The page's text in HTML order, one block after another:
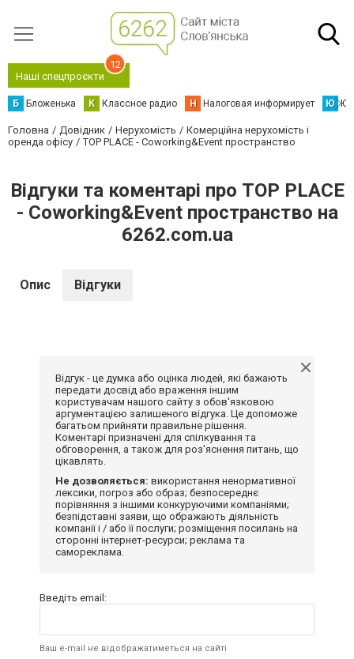
Наші спецпроєкти
12
Б Бложенька К Классное радио Н Налоговая информирует Ю
Головна Довідник Нерухомість
Комерційна нерухомість і
оренда офісу
TOP PLACE - Coworking&Event пространство
Відгуки та коментарі про TOP PLACE
- Coworking&Event пространство на
6262.com.ua
Опис Відгуки
Відгук - це думка або оцінка людей, які бажають
передати досвід або враження іншим
користувачам нашого сайту з обов'язковою
аргументацією залишеного відгука. Це допоможе
багатьом прийняти правильне рішення.
Коментарі призначені для спілкування та
обговорення, а також для роз'яснення питань, що
цікавлять.
Не дозволяється: використання ненормативної
лексики, погроз або образ; безпосереднє
порівняння з іншими конкуруючими компаніями;
безпідставні заяви, що ображають діяльність
компанії і / або її послуги; розміщення посилань на
сторонні інтернет-ресурси; реклама та
самореклама.
Введіть email:
Ваш e-mail не відображатиметься на сайті